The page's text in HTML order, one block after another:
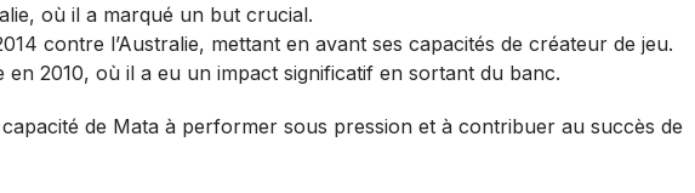
où il a marqué un but crucial.
contre l’Australie, mettant en avant ses capacités de créateur de jeu.
en 2010, où il a eu un impact significatif en sortant du banc.
de Mata à performer sous pression et à contribuer au succès de